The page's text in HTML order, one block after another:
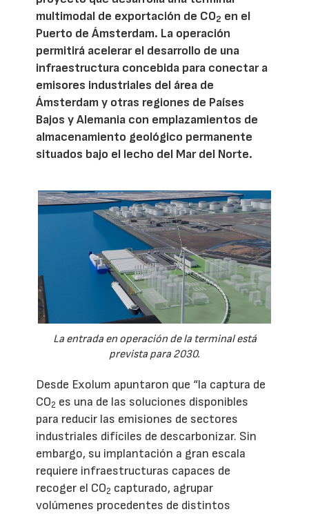
multimodal de exportación de CO2 en el
Puerto de Ámsterdam. La operación
permitirá acelerar el desarrollo de una
infraestructura concebida para conectar a
emisores industriales del área de
Ámsterdam y otras regiones de Países
Bajos y Alemania con emplazamientos de
almacenamiento geológico permanente
situados bajo el lecho del Mar del Norte.
La entrada en operación de la terminal está
prevista para 2030.
Desde Exolum apuntaron que “la captura de
CO2 es una de las soluciones disponibles
para reducir las emisiones de sectores
industriales difíciles de descarbonizar. Sin
embargo, su implantación a gran escala
requiere infraestructuras capaces de
recoger el CO2 capturado, agrupar
volúmenes procedentes de distintos